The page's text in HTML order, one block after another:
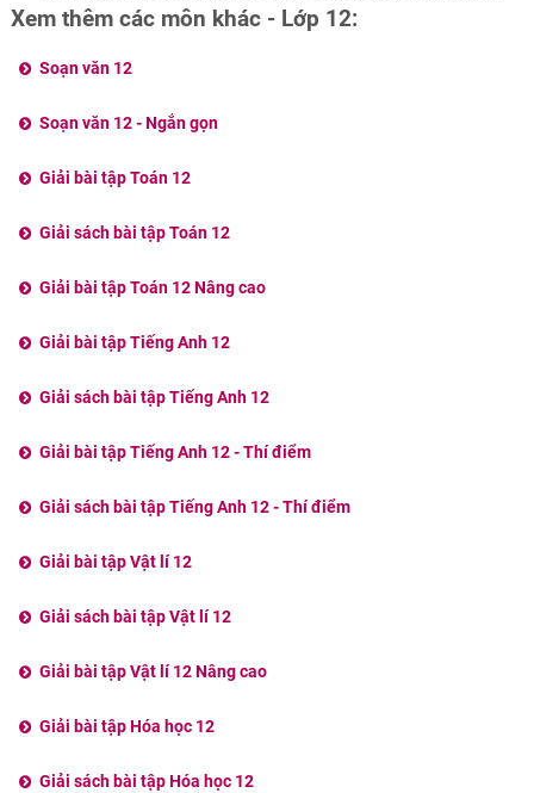
Xem thêm các môn khác - Lớp 12:
Soạn văn 12
Soạn văn 12 - Ngắn gọn
Giải bài tập Toán 12
Giải sách bài tập Toán 12
Giải bài tập Toán 12 Nâng cao
Giải bài tập Tiếng Anh 12
Giải sách bài tập Tiếng Anh 12
Giải bài tập Tiếng Anh 12 - Thí điểm
Giải sách bài tập Tiếng Anh 12 - Thí điểm
Giải bài tập Vật lí 12
Giải sách bài tập Vật lí 12
Giải bài tập Vật lí 12 Nâng cao
Giải bài tập Hóa học 12
Giải sách bài tập Hóa học 12